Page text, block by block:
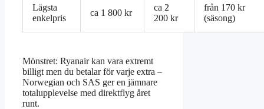
Lägsta
enkelpris
ca 1 800 kr
ca 2
200 kr
från 170 kr
(säsong)
Mönstret: Ryanair kan vara extremt
billigt men du betalar för varje extra –
Norwegian och SAS ger en jämnare
totalupplevelse med direktflyg året
runt.